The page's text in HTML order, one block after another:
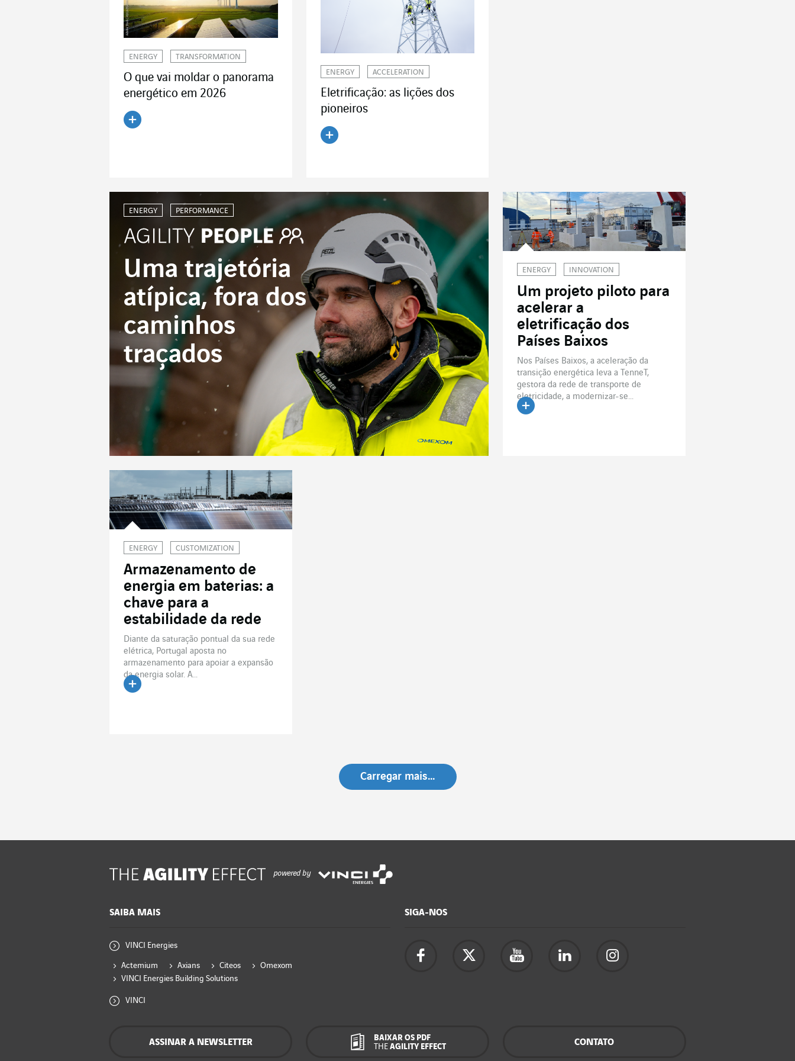
ENERGY TRANSFORMATION
O que vai moldar o panorama
energético em 2026
ENERGY ACCELERATION
Eletrificação: as lições dos
pioneiros
ENERGY PERFORMANCE
Uma trajetória
atípica, fora dos
caminhos
traçados
ENERGY INNOVATION
Um projeto piloto para
acelerar a
eletrificação dos
Países Baixos
Nos Países Baixos, a aceleração da
transição energética leva a TenneT,
gestora da rede de transporte de
eletricidade, a modernizar-se...
ENERGY CUSTOMIZATION
Armazenamento de
energia em baterias: a
chave para a
estabilidade da rede
Diante da saturação pontual da sua rede
elétrica, Portugal aposta no
armazenamento para apoiar a expansão
da energia solar. A...
Carregar mais…
powered by
SAIBA MAIS
VINCI Energies
Actemium Axians Citeos
Omexom
VINCI Energies Building Solutions
VINCI
SIGA-NOS
ASSINAR A NEWSLETTER
BAIXAR OS PDF
THEAGILITY EFFECT CONTATO